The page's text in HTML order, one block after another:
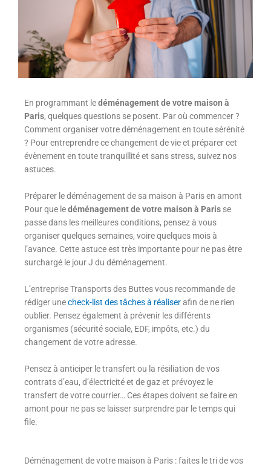
En programmant ledéménagement de votre maison à
Paris, quelques questions se posent. Par où commencer ?
Comment organiser votre déménagement en toute sérénité
? Pour entreprendre ce changement de vie et préparer cet
évènement en toute tranquillité et sans stress, suivez nos
astuces.
Préparer le déménagement de sa maison à Paris en amont
Pour que ledéménagement de votre maison à Paris se
passe dans les meilleures conditions, pensez à vous
organiser quelques semaines, voire quelques mois à
l’avance. Cette astuce est très importante pour ne pas être
surchargé le jour J du déménagement.
L’entreprise Transports des Buttes vous recommande de
rédiger unecheck-list des tâches à réaliserafin de ne rien
oublier. Pensez également à prévenir les différents
organismes (sécurité sociale, EDF, impôts, etc.) du
changement de votre adresse.
Pensez à anticiper le transfert ou la résiliation de vos
contrats d’eau, d’électricité et de gaz et prévoyez le
transfert de votre courrier… Ces étapes doivent se faire en
amont pour ne pas se laisser surprendre par le temps qui
file.
Déménagement de votre maison à Paris : faites le tri de vos